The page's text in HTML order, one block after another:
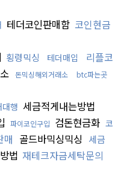
테더코인판매함 코인현금
횡령믹싱 테더매입
리플코
돈믹싱해외거래소
btc파는곳
행 세금적게내는방법
파이코인구입 검돈현금화 코
매 골드바믹싱믹싱
세금
법 재테크자금세탁문의